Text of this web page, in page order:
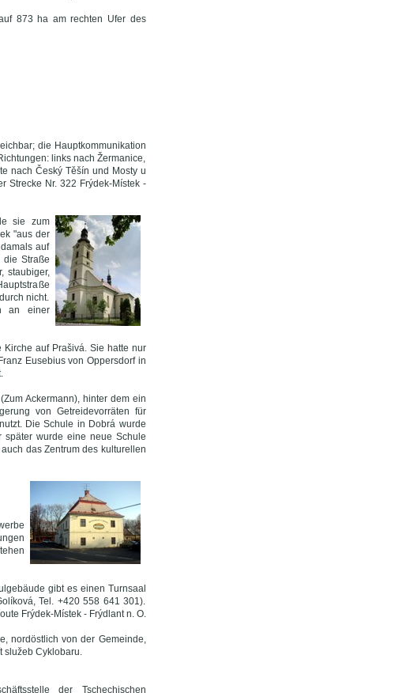
873 ha am rechten Ufer des
die Hauptkommunikation
links nach Žermanice,
nach Český Těšín und Mosty u
Strecke Nr. 322 Frýdek-Místek -
sie zum
"aus der
auf
die Straße
staubiger,
nicht.
an einer
auf Prašivá. Sie hatte nur
Eusebius von Oppersdorf in
Ackermann), hinter dem ein
von Getreidevorräten für
Die Schule in Dobrá wurde
wurde eine neue Schule
das Zentrum des kulturellen
gibt es einen Turnsaal
Tel. +420 558 641 301).
Frýdek-Místek - Frýdlant n. O.
nordöstlich von der Gemeinde,
služeb Cyklobaru.
der Tschechischen